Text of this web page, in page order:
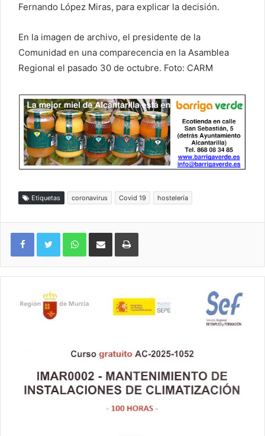
Fernando López Miras, para explicar la decisión.
En la imagen de archivo, el presidente de la
Comunidad en una comparecencia en la Asamblea
Regional el pasado 30 de octubre. Foto: CARM
Etiquetas coronavirus Covid 19 hostelería
WhatsAppCompartir por correo electrónicoImprimir